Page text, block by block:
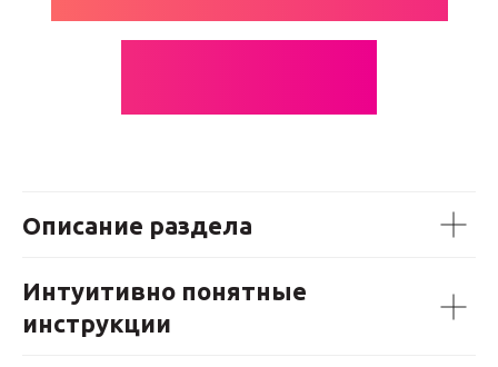
Описание раздела
Интуитивно понятные
инструкции